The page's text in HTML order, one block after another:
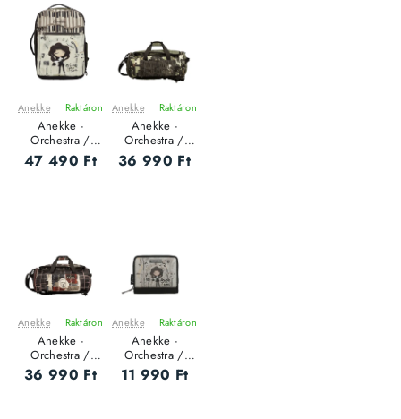
ÚJ
Anekke Raktáron
Anekke -
Orchestra /
TRAVEL - Női
hátizsák
47 490 Ft
ÚJ
Anekke Raktáron
Anekke -
Orchestra /
TRAVEL - Női
bőrönd
36 990 Ft
ÚJ
Anekke Raktáron
Anekke -
Orchestra /
TRAVEL - Női
bőrönd
36 990 Ft
ÚJ
Anekke Raktáron
Anekke -
Orchestra /
RFID - Női
pénztárca - S
11 990 Ft